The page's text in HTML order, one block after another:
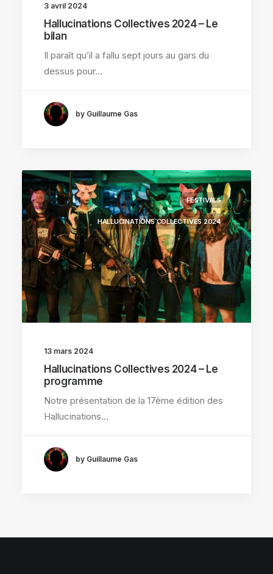
3 avril 2024
Hallucinations Collectives 2024 – Le
bilan
Il paraît qu’il a fallu sept jours au gars du
dessus pour…
by Guillaume Gas
FESTIVALS
HALLUCINATIONS COLLECTIVES 2024
13 mars 2024
Hallucinations Collectives 2024 – Le
programme
Notre présentation de la 17ème édition des
Hallucinations…
by Guillaume Gas